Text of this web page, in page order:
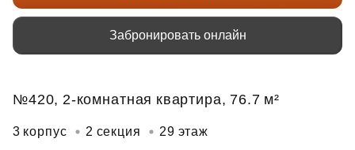
Забронировать онлайн
№420, 2-комнатная квартира, 76.7 м²
3 корпус 2 секция 29 этаж